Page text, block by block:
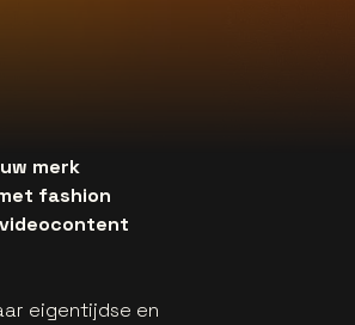
merk
fashion
eigentijdse en